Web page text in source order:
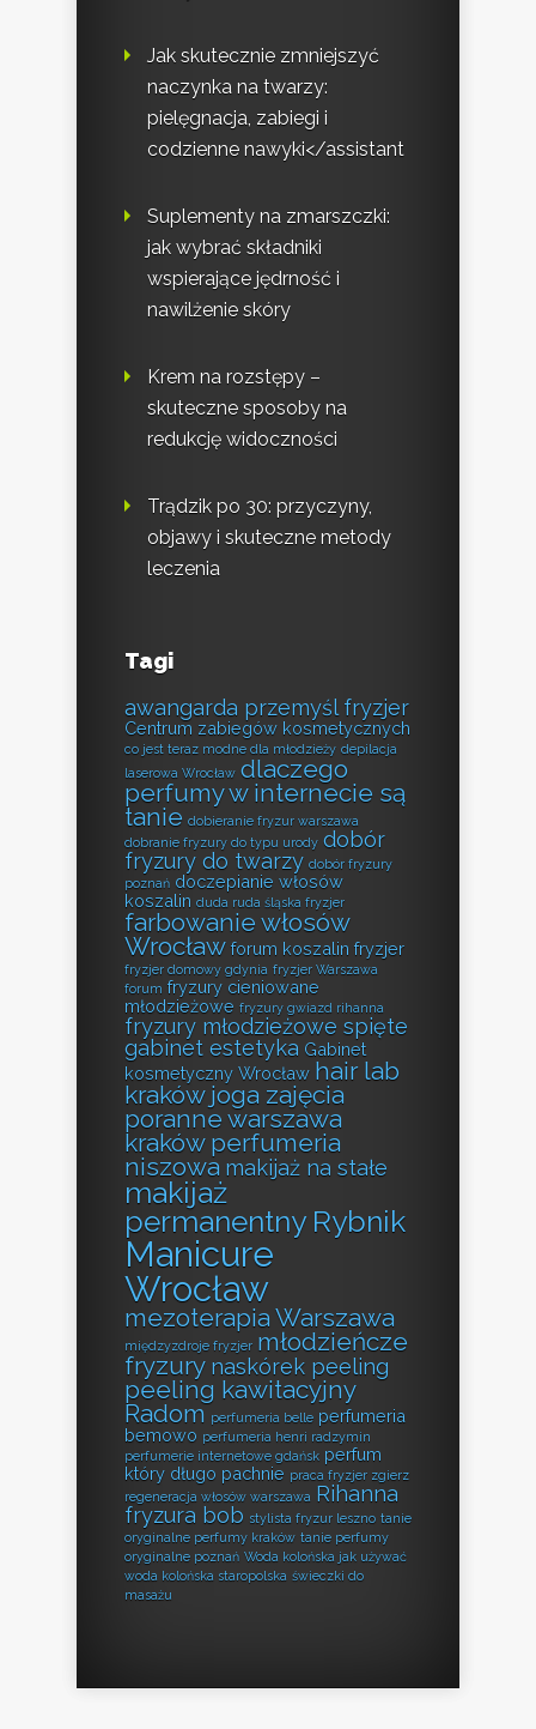
Jak skutecznie zmniejszyć
naczynka na twarzy:
pielęgnacja, zabiegi i
codzienne nawyki</assistant
Suplementy na zmarszczki:
jak wybrać składniki
wspierające jędrność i
nawilżenie skóry
Krem na rozstępy –
skuteczne sposoby na
redukcję widoczności
Trądzik po 30: przyczyny,
objawy i skuteczne metody
leczenia
Tagi
awangarda przemyśl fryzjer
Centrum zabiegów kosmetycznych
co jest teraz modne dla młodzieży depilacja
laserowa Wrocław dlaczego
perfumy w internecie są
tanie dobieranie fryzur warszawa
dobranie fryzury do typu urody dobór
fryzury do twarzy dobór fryzury
poznań doczepianie włosów
koszalin duda ruda śląska fryzjer
farbowanie włosów
Wrocław forum koszalin fryzjer
fryzjer domowy gdynia fryzjer Warszawa
forum fryzury cieniowane
młodzieżowe fryzury gwiazd rihanna
fryzury młodzieżowe spięte
gabinet estetyka Gabinet
kosmetyczny Wrocław hair lab
kraków joga zajęcia
poranne warszawa
kraków perfumeria
niszowa makijaż na stałe
makijaż
permanentny Rybnik
Manicure
Wrocław
mezoterapia Warszawa
międzyzdroje fryzjer młodzieńcze
fryzury naskórek peeling
peeling kawitacyjny
Radom perfumeria belle perfumeria
bemowo perfumeria henri radzymin
perfumerie internetowe gdańsk perfum
który długo pachnie praca fryzjer zgierz
regeneracja włosów warszawa Rihanna
fryzura bob stylista fryzur leszno tanie
oryginalne perfumy kraków tanie perfumy
oryginalne poznań Woda kolońska jak używać
woda kolońska staropolska świeczki do
masażu